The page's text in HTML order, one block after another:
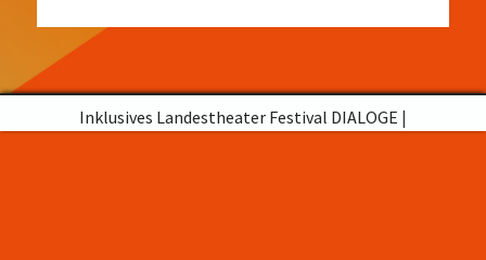
Inklusives Landestheater Festival DIALOGE |